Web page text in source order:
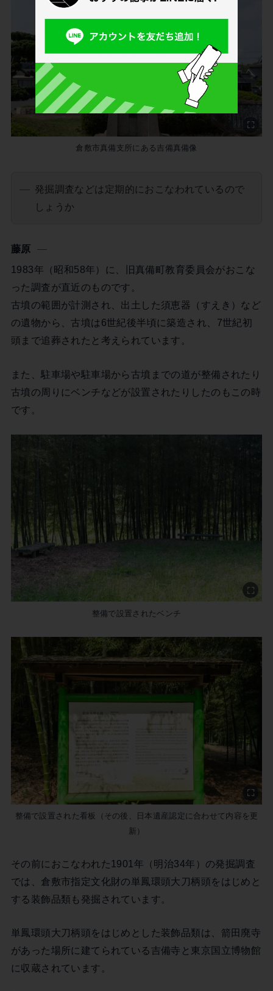
倉敷市真備支所にある吉備真備像
発掘調査などは定期的におこなわれているので
しょうか
藤原
1983年（昭和58年）に、旧真備町教育委員会がおこな
った調査が直近のものです。
古墳の範囲が計測され、出土した須恵器（すえき）など
の遺物から、古墳は6世紀後半頃に築造され、7世紀初
頭まで追葬されたと考えられています。
また、駐車場や駐車場から古墳までの道が整備されたり
古墳の周りにベンチなどが設置されたりしたのもこの時
です。
整備で設置されたベンチ
整備で設置された看板（その後、日本遺産認定に合わせて内容を更
新）
その前におこなわれた1901年（明治34年）の発掘調査
では、倉敷市指定文化財の単鳳環頭大刀柄頭をはじめと
する装飾品類も発掘されています。
単鳳環頭大刀柄頭をはじめとした装飾品類は、箭田廃寺
があった場所に建てられている吉備寺と東京国立博物館
に収蔵されています。